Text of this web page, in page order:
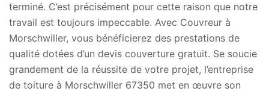
terminé. C’est précisément pour cette raison que notre
travail est toujours impeccable. Avec Couvreur à
Morschwiller, vous bénéficierez des prestations de
qualité dotées d’un devis couverture gratuit. Se soucie
grandement de la réussite de votre projet, l’entreprise
de toiture à Morschwiller 67350 met en œuvre son